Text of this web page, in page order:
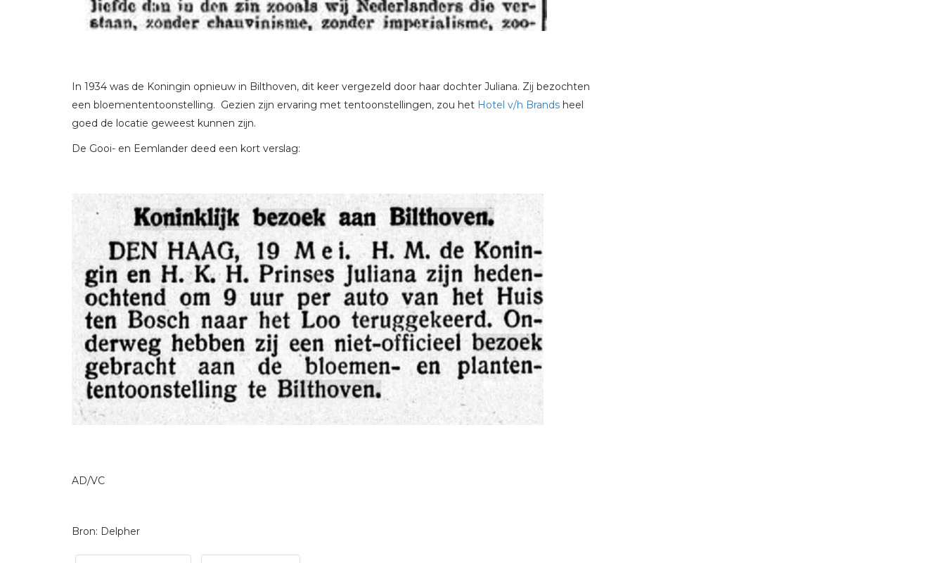
In 1934 was de Koningin opnieuw in Bilthoven, dit keer vergezeld door haar dochter Juliana. Zij bezochten
een bloemententoonstelling. Gezien zijn ervaring met tentoonstellingen, zou het Hotel v/h Brands heel
goed de locatie geweest kunnen zijn.
De Gooi- en Eemlander deed een kort verslag:
AD/VC
Bron: Delpher